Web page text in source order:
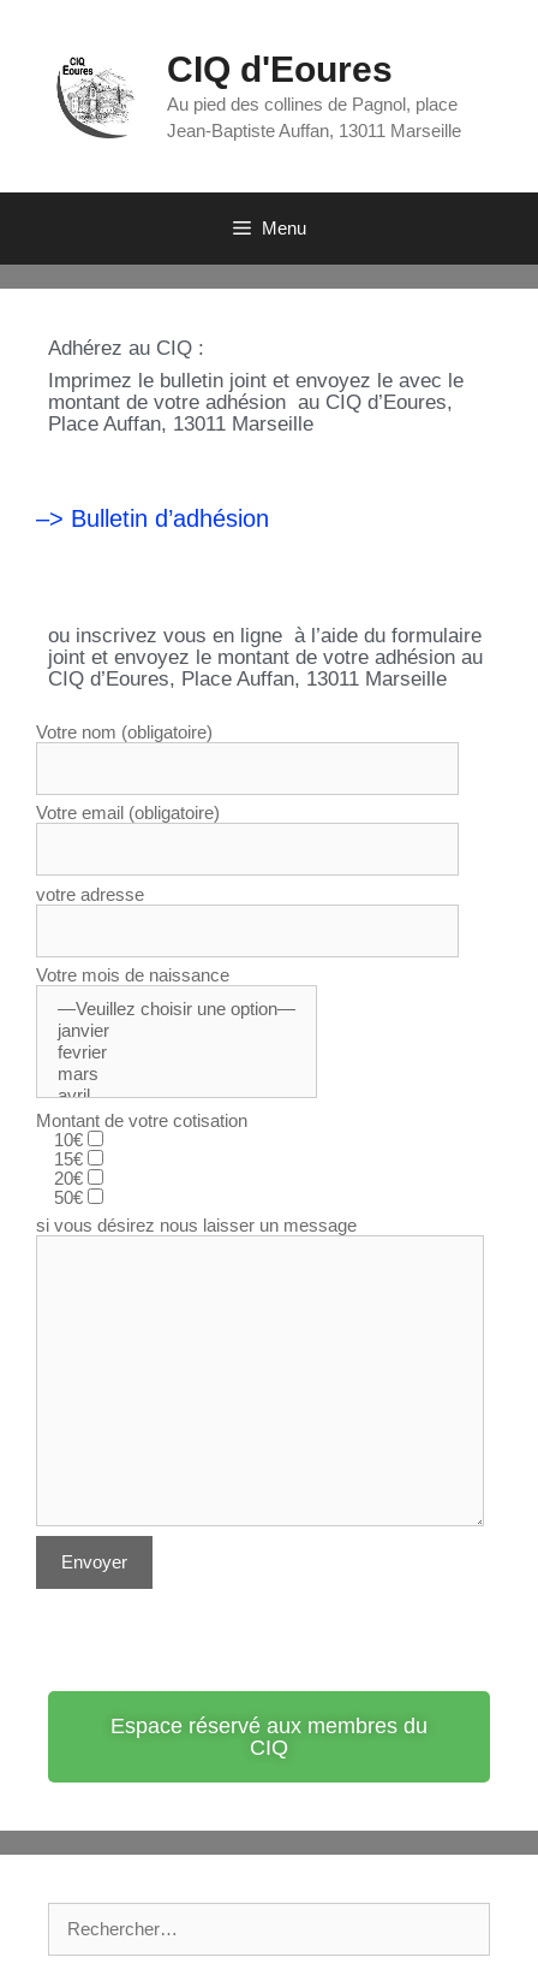
CIQ d'Eoures
Au pied des collines de Pagnol, place
Jean-Baptiste Auffan, 13011 Marseille
Menu
Adhérez au CIQ :
Imprimez le bulletin joint et envoyez le avec le
montant de votre adhésion au CIQ d’Eoures,
Place Auffan, 13011 Marseille
–> Bulletin d’adhésion
ou inscrivez vous en ligne à l’aide du formulaire
joint et envoyez le montant de votre adhésion au
CIQ d’Eoures, Place Auffan, 13011 Marseille
Votre nom (obligatoire)
Votre email (obligatoire)
votre adresse
Votre mois de naissance
Montant de votre cotisation
10€
15€
20€
50€
si vous désirez nous laisser un message
Espace réservé aux membres du
CIQ